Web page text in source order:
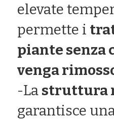
elevate
permette i
piante senza
venga
-La struttura
garantisce